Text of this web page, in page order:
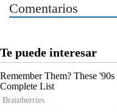
Comentarios